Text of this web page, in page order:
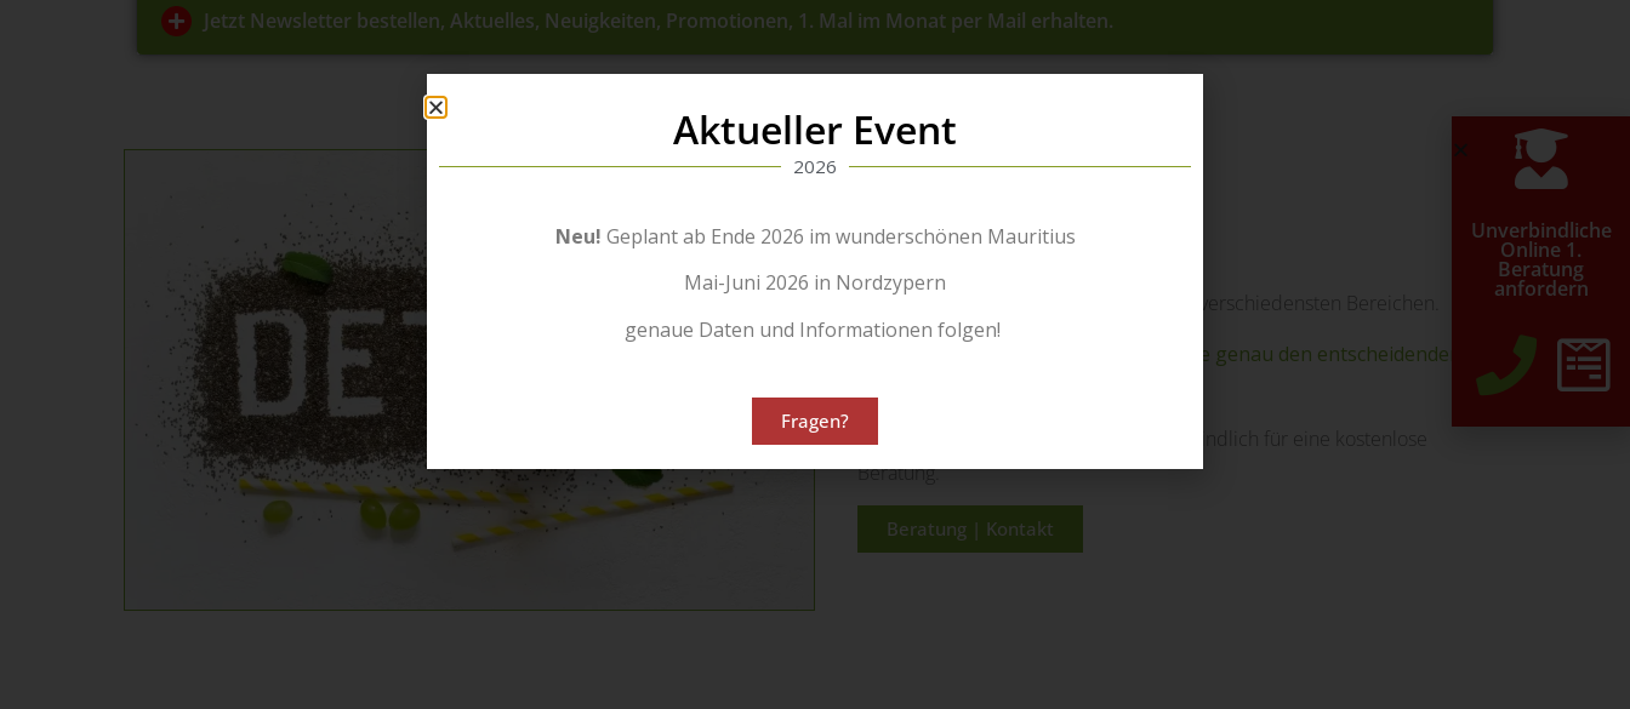
Jetzt Newsletter bestellen, Aktuelles, Neuigkeiten, Promotionen, 1. Mal im Monat per Mail erhalten.
Nutzen Sie...
…unsere jahrelange Erfahrungen in den verschiedensten Bereichen.
, welche genau den entscheidenden
Kontaktieren Sie uns noch heute unverbindlich für eine kostenlose
Beratung.
Beratung | Kontakt
Unverbindliche
Online 1.
Beratung
anfordern
Aktueller Event
2026
Neu! Geplant ab Ende 2026 im wunderschönen Mauritius
Mai-Juni 2026 in Nordzypern
genaue Daten und Informationen folgen!
Fragen?